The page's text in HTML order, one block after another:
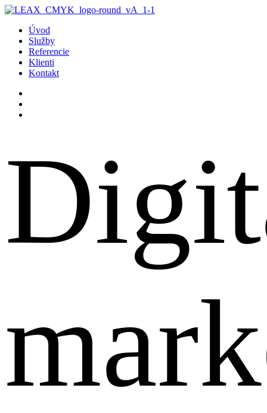
Úvod
Služby
Referencie
Klienti
Kontakt